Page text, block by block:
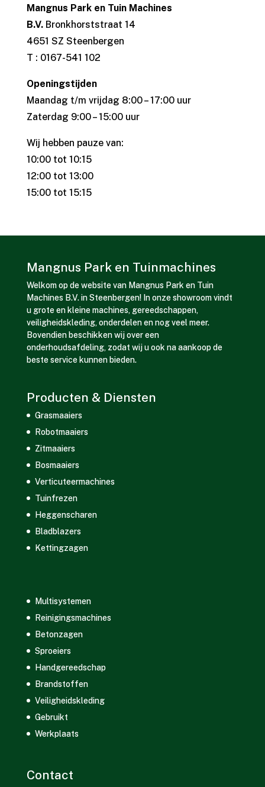
Mangnus Park en Tuin Machines
B.V.Bronkhorststraat 14
4651 SZ Steenbergen
T : 0167-541 102
Openingstijden
Maandag t/m vrijdag 8:00 – 17:00 uur
Zaterdag 9:00 – 15:00 uur
Wij hebben pauze van:
10:00 tot 10:15
12:00 tot 13:00
15:00 tot 15:15
Mangnus Park en Tuinmachines
Welkom op de website van Mangnus Park en Tuin
Machines B.V. in Steenbergen! In onze showroom vindt
u grote en kleine machines, gereedschappen,
veiligheidskleding, onderdelen en nog veel meer.
Bovendien beschikken wij over een
onderhoudsafdeling, zodat wij u ook na aankoop de
beste service kunnen bieden.
Producten & Diensten
Grasmaaiers
Robotmaaiers
Zitmaaiers
Bosmaaiers
Verticuteermachines
Tuinfrezen
Heggenscharen
Bladblazers
Kettingzagen
Multisystemen
Reinigingsmachines
Betonzagen
Sproeiers
Handgereedschap
Brandstoffen
Veiligheidskleding
Gebruikt
Werkplaats
Contact